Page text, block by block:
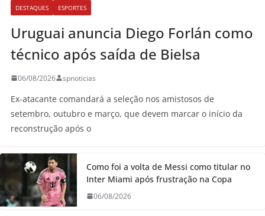
DESTAQUES ESPORTES
Uruguai anuncia Diego Forlán como
técnico após saída de Bielsa
06/08/2026 spnoticias
Ex-atacante comandará a seleção nos amistosos de
setembro, outubro e março, que devem marcar o início da
reconstrução após o
Como foi a volta de Messi como titular no
Inter Miami após frustração na Copa
06/08/2026